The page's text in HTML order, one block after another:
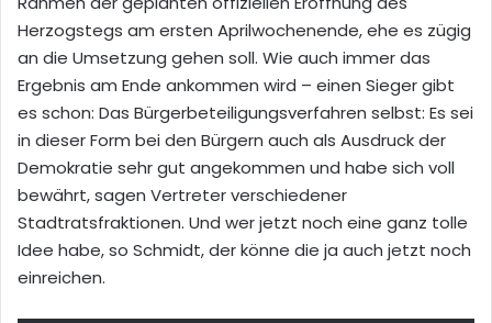
Herzogstegs am ersten Aprilwochenende, ehe es zügig
an die Umsetzung gehen soll. Wie auch immer das
Ergebnis am Ende ankommen wird – einen Sieger gibt
es schon: Das Bürgerbeteiligungsverfahren selbst: Es sei
in dieser Form bei den Bürgern auch als Ausdruck der
Demokratie sehr gut angekommen und habe sich voll
bewährt, sagen Vertreter verschiedener
Stadtratsfraktionen. Und wer jetzt noch eine ganz tolle
Idee habe, so Schmidt, der könne die ja auch jetzt noch
einreichen.